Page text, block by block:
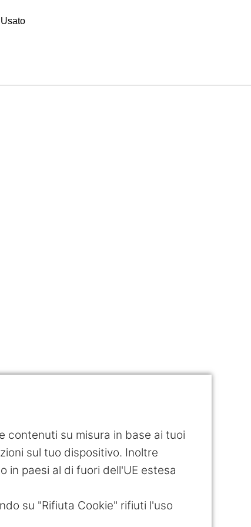
contenuti su misura in base ai tuoi
sul tuo dispositivo. Inoltre
paesi al di fuori dell'UE estesa
su "Rifiuta Cookie" rifiuti l'uso
Usato